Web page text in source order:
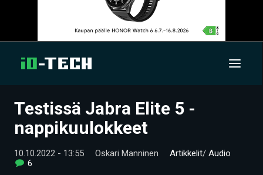
UUTISET
VIDEOT
Testissä Jabra Elite 5 -
nappikuulokkeet
10.10.2022 - 13:55 Oskari Manninen Artikkelit/ Audio
6